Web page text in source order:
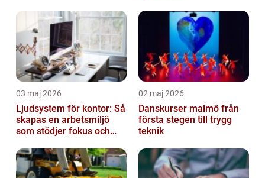
03 maj 2026
Ljudsystem för kontor: Så
skapas en arbetsmiljö
som stödjer fokus och
02 maj 2026
Danskurser malmö från
första stegen till trygg
teknik